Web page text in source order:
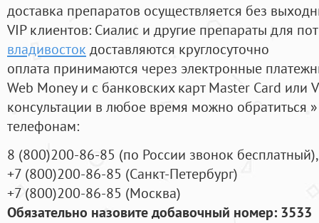
доставка препаратов осуществляется без
VIP клиентов: Сиалис и другие препараты для
владивосток доставляются круглосуточно
оплата принимаются через электронные
Web Money и с банковских карт Master Card или
консультации в любое время можно обратиться
телефонам:
8 (800)200-86-85 (по России звонок бесплатный),
+7 (800)200-86-85 (Санкт-Петербург)
+7 (800)200-86-85 (Москва)
Обязательно назовите добавочный номер: 3533